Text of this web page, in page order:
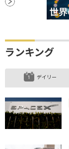
ランキング
デイリー